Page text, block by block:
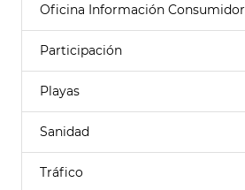
Oficina Información Consumidor
Participación
Playas
Sanidad
Tráfico